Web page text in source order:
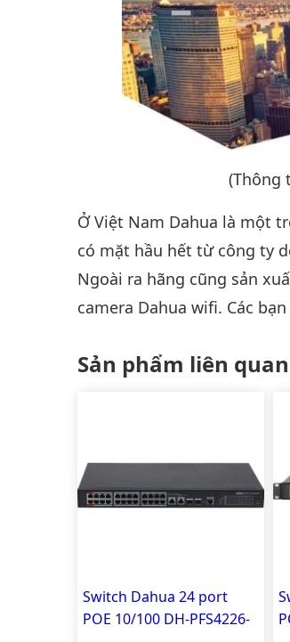
(Thông
Ở Việt Nam Dahua là một
có mặt hầu hết từ công ty
Ngoài ra hãng cũng sản
camera Dahua wifi. Các
Sản phẩm liên quan
Switch Dahua 24 port
POE 10/100 DH-PFS4226-